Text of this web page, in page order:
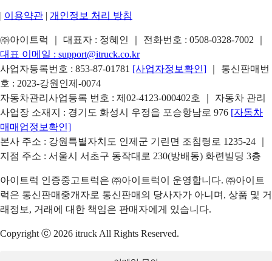
| 이용약관 | 개인정보 처리 방침
㈜아이트럭 ｜ 대표자 : 정혜인 ｜ 전화번호 : 0508-0328-7002
대표 이메일 : support@itruck.co.kr
사업자등록번호 : 853-87-01781 [사업자정보확인]
｜ 통신판매번
호 : 2023-강원인제-0074
자동차관리사업등록 번호 : 제02-4123-000402호 ｜ 자동차 관리
사업장 소재지 : 경기도 화성시 우정읍 포승항남로 976 [자동차
매매업정보확인]
본사 주소 : 강원특별자치도 인제군 기린면 조침령로 1235-24 ｜
지점 주소 : 서울시 서초구 동작대로 230(방배동) 화련빌딩 3층
아이트럭 인증중고트럭은 ㈜아이트럭이 운영합니다. ㈜아이트
럭은 통신판매중개자로 통신판매의 당사자가 아니며, 상품 및 거
래정보, 거래에 대한 책임은 판매자에게 있습니다.
Copyright ⓒ 2026 itruck All Rights Reserved.